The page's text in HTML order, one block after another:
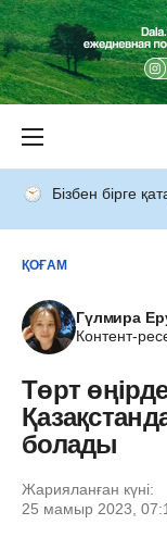
Бізбен бірге
ҚОҒАМ
Гүлмира
Контент-
Төрт
болады
Жарияланған күні:
25 мамыр 2023,